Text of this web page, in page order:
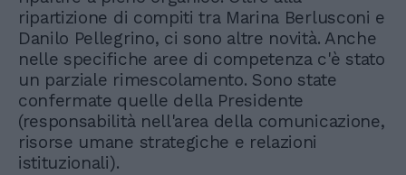
ripartizione di compiti tra Marina Berlusconi e
Danilo Pellegrino, ci sono altre novità. Anche
nelle specifiche aree di competenza c'è stato
un parziale rimescolamento. Sono state
confermate quelle della Presidente
(responsabilità nell'area della comunicazione,
risorse umane strategiche e relazioni
istituzionali).